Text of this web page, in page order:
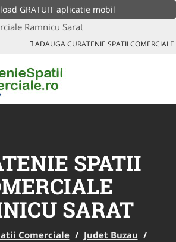
GRATUIT aplicatie mobil
Ramnicu Sarat
ADAUGA CURATENIE SPATII COMERCIALE
SPATII
SARAT
Comerciale / Judet Buzau /